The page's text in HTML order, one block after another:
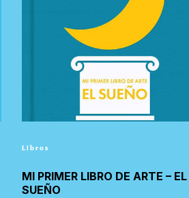
Libros
MI PRIMER LIBRO DE ARTE – EL
SUEÑO